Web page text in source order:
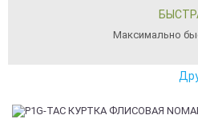
Максимально